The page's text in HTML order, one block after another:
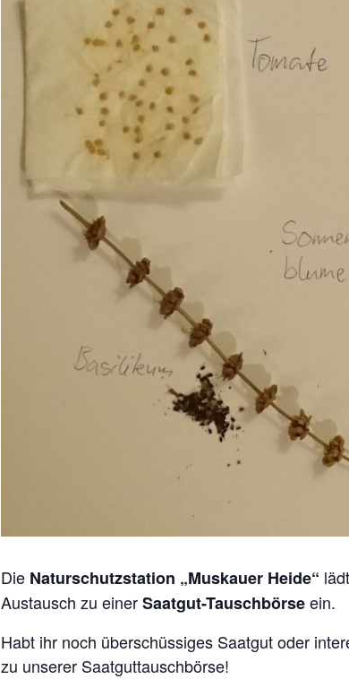
Die Naturschutzstation „Muskauer Heide“
Austausch zu einerSaatgut-Tauschbörseein.
Habt ihr noch überschüssiges Saatgut oder
zu unserer Saatguttauschbörse!